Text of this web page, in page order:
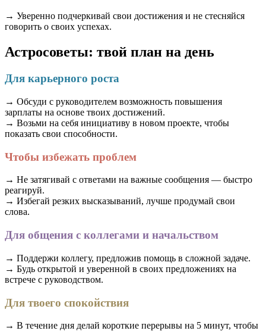
→ Уверенно подчеркивай свои достижения и не стесняйся
говорить о своих успехах.
Астросоветы: твой план на день
Для карьерного роста
→ Обсуди с руководителем возможность повышения
зарплаты на основе твоих достижений.
→ Возьми на себя инициативу в новом проекте, чтобы
показать свои способности.
Чтобы избежать проблем
→ Не затягивай с ответами на важные сообщения — быстро
реагируй.
→ Избегай резких высказываний, лучше продумай свои
слова.
Для общения с коллегами и начальством
→ Поддержи коллегу, предложив помощь в сложной задаче.
→ Будь открытой и уверенной в своих предложениях на
встрече с руководством.
Для твоего спокойствия
→ В течение дня делай короткие перерывы на 5 минут, чтобы